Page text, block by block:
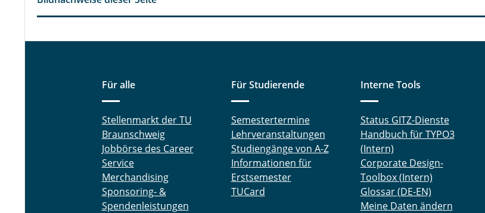
Für alle
Stellenmarkt der TU
Braunschweig
Jobbörse des Career
Service
Merchandising
Sponsoring- &
Spendenleistungen
Für Studierende
Semestertermine
Lehrveranstaltungen
Studiengänge von A-Z
Informationen für
Erstsemester
TUCard
Interne Tools
Status GITZ-Dienste
Handbuch für TYPO3
(Intern)
Corporate Design-
Toolbox (Intern)
Glossar (DE-EN)
Meine Daten ändern